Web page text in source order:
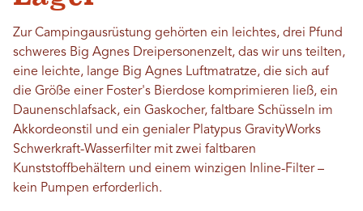
Zur Campingausrüstung gehörten ein leichtes, drei Pfund
schweres Big Agnes Dreipersonenzelt, das wir uns teilten,
eine leichte, lange Big Agnes Luftmatratze, die sich auf
die Größe einer Foster's Bierdose komprimieren ließ, ein
Daunenschlafsack, ein Gaskocher, faltbare Schüsseln im
Akkordeonstil und ein genialer Platypus GravityWorks
Schwerkraft-Wasserfilter mit zwei faltbaren
Kunststoffbehältern und einem winzigen Inline-Filter –
kein Pumpen erforderlich.